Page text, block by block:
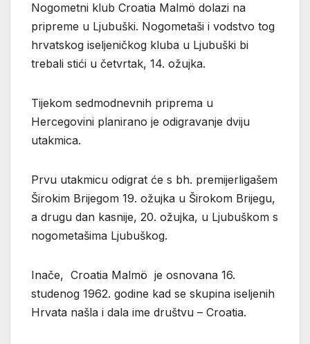
Nogometni klub Croatia Malmö dolazi na
pripreme u Ljubuški. Nogometaši i vodstvo tog
hrvatskog iseljeničkog kluba u Ljubuški bi
trebali stići u četvrtak, 14. ožujka.
Tijekom sedmodnevnih priprema u
Hercegovini planirano je odigravanje dviju
utakmica.
Prvu utakmicu odigrat će s bh. premijerligašem
Širokim Brijegom 19. ožujka u Širokom Brijegu,
a drugu dan kasnije, 20. ožujka, u Ljubuškom s
nogometašima Ljubuškog.
Inače, Croatia Malmö je osnovana 16.
studenog 1962. godine kad se skupina iseljenih
Hrvata našla i dala ime društvu – Croatia.